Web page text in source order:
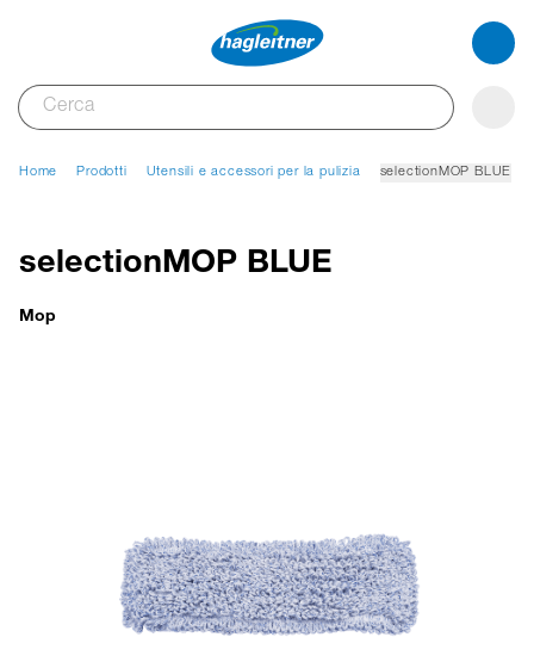
Home Prodotti Utensili e accessori per la pulizia selectionMOP BLUE
selectionMOP BLUE
Mop